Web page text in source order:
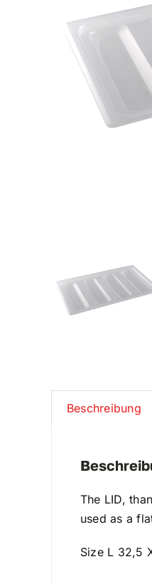
Beschreibung
The LID,
used as a
Size L 32,5